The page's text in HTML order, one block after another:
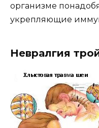
организме
укрепляющие
Невралгия